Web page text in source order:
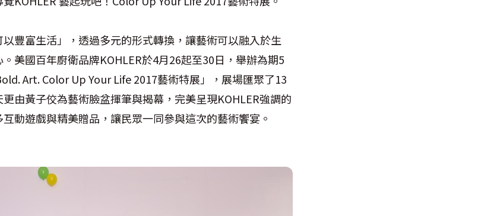
以豐富生活」，透過多元的形式轉換，讓藝術可以融入於生
美國百年廚衛品牌KOHLER於4月26起至30日，舉辦為期5
Art. Color Up Your Life 2017藝術特展」，展場匯聚了13
由黃子佼為藝術臉盆揮筆與揭幕，完美呈現KOHLER強調的
互動遊戲與精美贈品，讓民眾一同參與這次的藝術饗宴。